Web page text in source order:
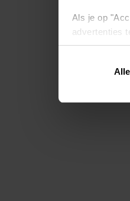
Als je op
advertenties
Via "Cookie
intrekken op